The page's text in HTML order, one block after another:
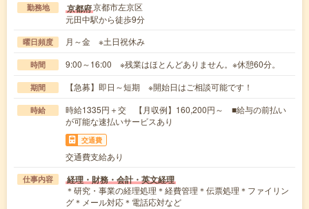
勤務地 京都府京都市左京区
元田中駅から徒歩9分
曜日頻度 月～金 ※土日祝休み
時間 9:00～16:00 ※残業はほとんどありません。※休憩60分。
期間 【急募】即日～短期 ※開始日はご相談可能です！
時給
時給1335円＋交 【月収例】160,200円～ ■給与の前払い
が可能な速払いサービスあり
交通費
交通費支給あり
仕事内容 経理・財務・会計・英文経理
＊研究・事業の経理処理＊経費管理＊伝票処理＊ファイリン
グ＊メール対応＊電話応対など